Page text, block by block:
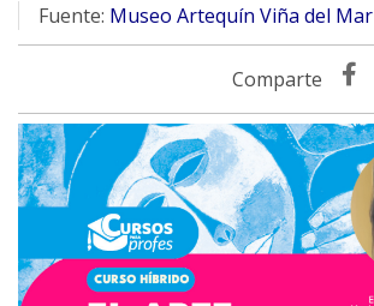
Fuente: Museo Artequín Viña del Mar